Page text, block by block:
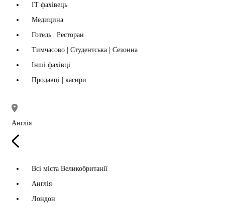
IT фахівець
Медицина
Готель | Ресторан
Тимчасово | Студентська | Сезонна
Інші фахівці
Продавці | касири
Англія
Всі міста Великобританії
Англія
Лондон